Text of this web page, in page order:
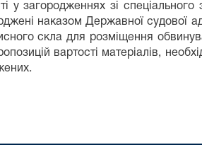
у загородженнях зі
наказом Державної
скла для розміщення
вартості матеріалів,